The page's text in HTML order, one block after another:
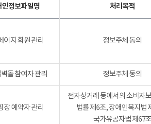
인정보파일명 처리목적
이지 회원 관리 정보주체 동의
돌 참여자 관리 정보주체 동의
장 예약자 관리
전자상거래 등에서의 소비자
법률 제6조, 장애인복지법
국가유공자법 제67조